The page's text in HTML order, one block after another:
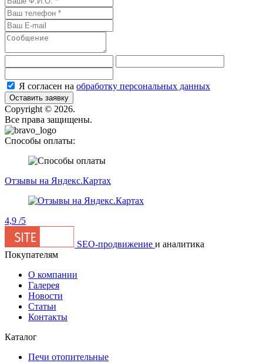
Я согласен на обработку персональных данных
Оставить заявку
Сopyright © 2026.
Все права защищены.
Способы оплаты:
Отзывы на Яндекс.Картах
4,9 /5
SEO-продвижение и аналитика
Покупателям
О компании
Галерея
Новости
Статьи
Контакты
Каталог
Печи отопительные